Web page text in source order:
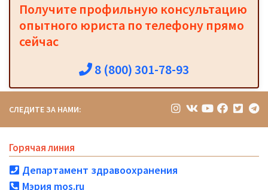
Получите профильную консультацию
опытного юриста по телефону прямо
сейчас
8 (800) 301-78-93
СЛЕДИТЕ ЗА НАМИ:
Горячая линия
Департамент здравоохранения
Мэрия mos.ru